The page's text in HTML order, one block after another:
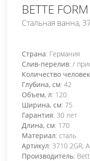
BETTE
Стальная ванна,
Страна: Германия
Слив-перелив: /
Количество человек
Глубина, см: 42
Объем, л: 120
Ширина, см: 75
Гарантия: 30 лет
Длина, см: 170
Материал: сталь
Артикул: 3710 2GR,
Производитель: